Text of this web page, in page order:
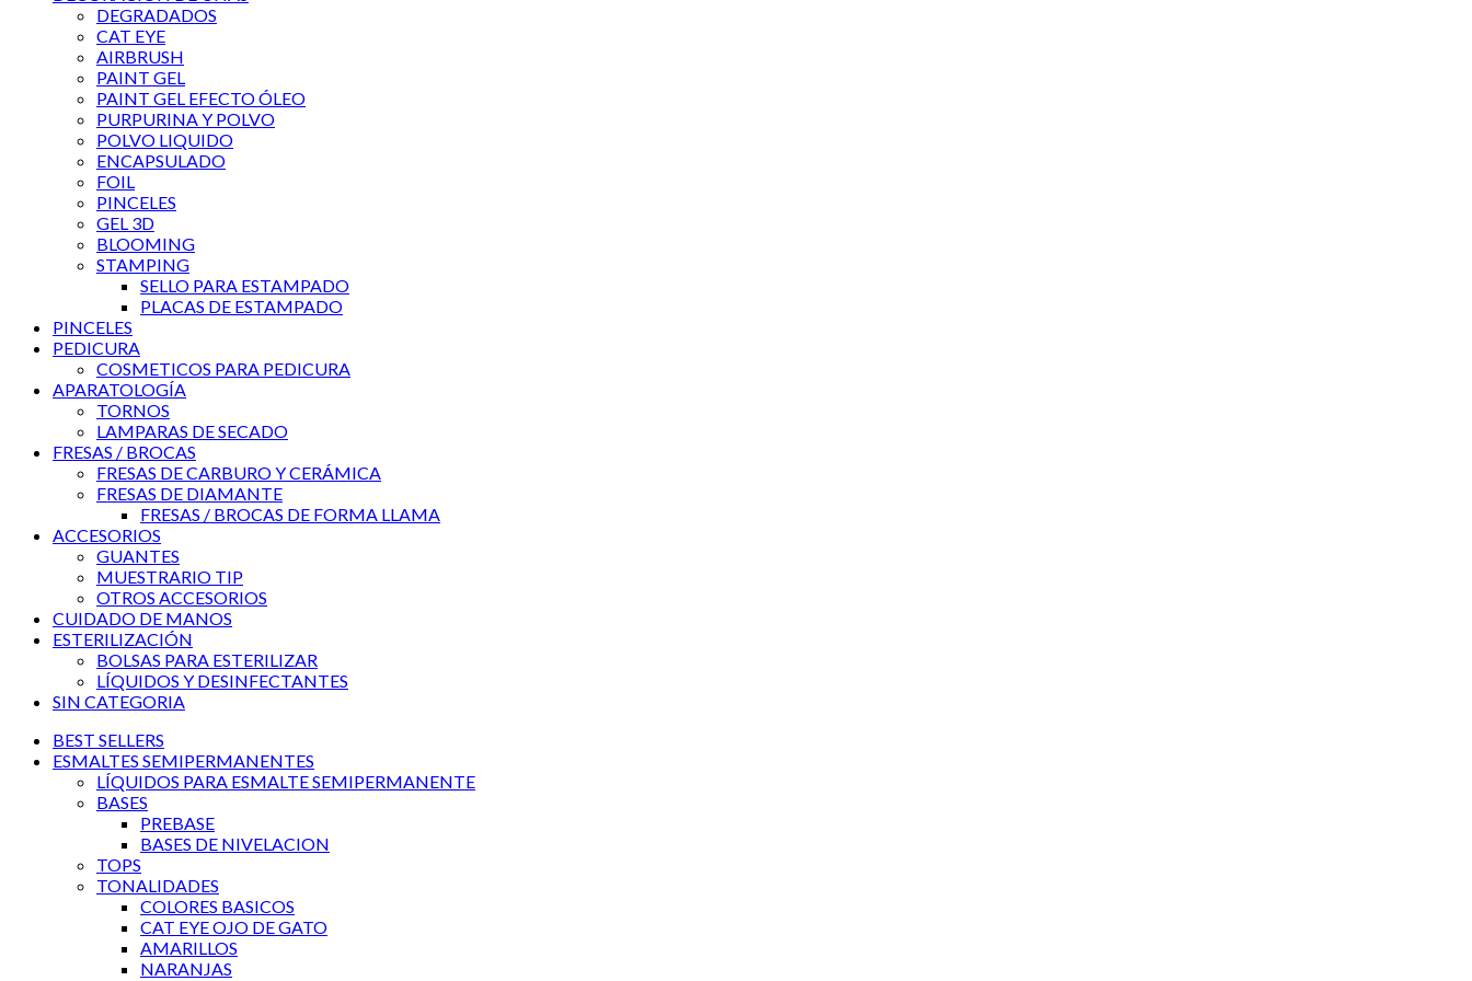
DEGRADADOS
CAT EYE
AIRBRUSH
PAINT GEL
PAINT GEL EFECTO ÓLEO
PURPURINA Y POLVO
POLVO LIQUIDO
ENCAPSULADO
FOIL
PINCELES
GEL 3D
BLOOMING
STAMPING
SELLO PARA ESTAMPADO
PLACAS DE ESTAMPADO
PINCELES
PEDICURA
COSMETICOS PARA PEDICURA
APARATOLOGÍA
TORNOS
LAMPARAS DE SECADO
FRESAS / BROCAS
FRESAS DE CARBURO Y CERÁMICA
FRESAS DE DIAMANTE
FRESAS / BROCAS DE FORMA LLAMA
ACCESORIOS
GUANTES
MUESTRARIO TIP
OTROS ACCESORIOS
CUIDADO DE MANOS
ESTERILIZACIÓN
BOLSAS PARA ESTERILIZAR
LÍQUIDOS Y DESINFECTANTES
SIN CATEGORIA
BEST SELLERS
ESMALTES SEMIPERMANENTES
LÍQUIDOS PARA ESMALTE SEMIPERMANENTE
BASES
PREBASE
BASES DE NIVELACION
TOPS
TONALIDADES
COLORES BASICOS
CAT EYE OJO DE GATO
AMARILLOS
NARANJAS